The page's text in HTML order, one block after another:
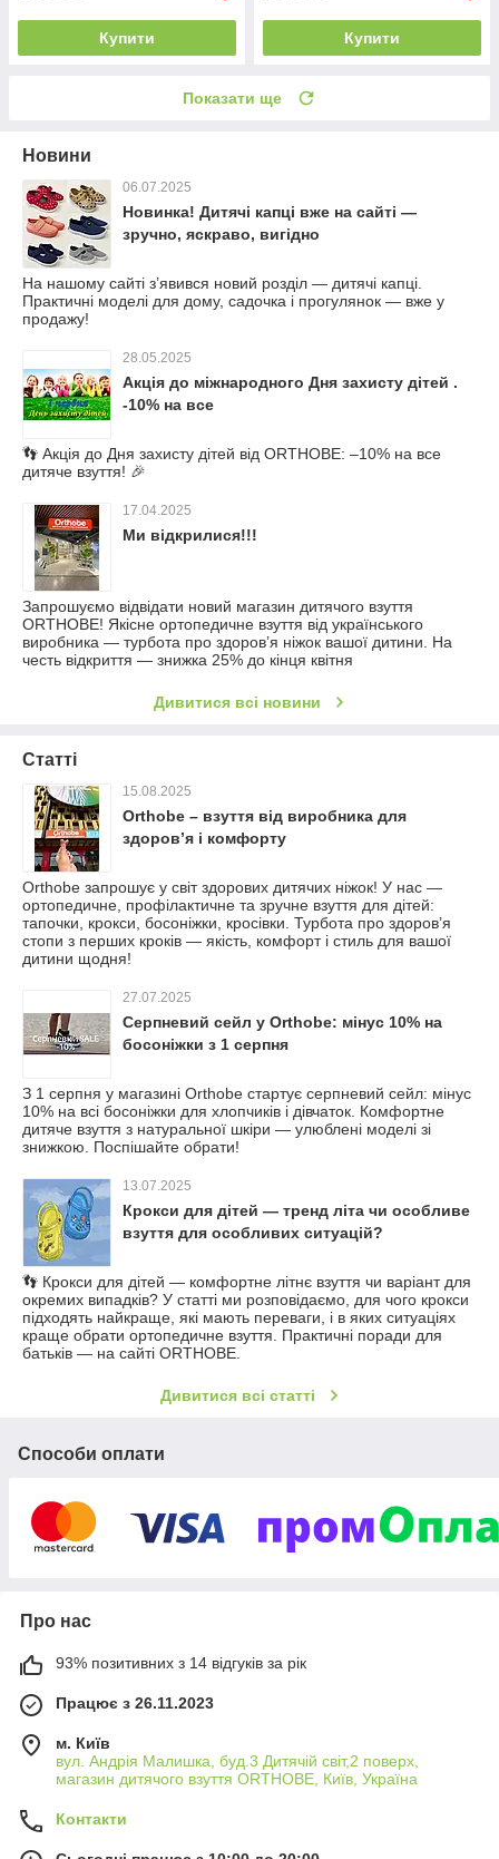
Купити Купити
Показати ще
Новини
06.07.2025
Новинка! Дитячі капці вже на сайті —
зручно, яскраво, вигідно
На нашому сайті з’явився новий розділ — дитячі капці.
Практичні моделі для дому, садочка і прогулянок — вже у
продажу!
28.05.2025
Акція до міжнародного Дня захисту дітей .
-10% на все
👣 Акція до Дня захисту дітей від ORTHOBE: –10% на все
дитяче взуття! 🎉
17.04.2025
Ми відкрилися!!!
Запрошуємо відвідати новий магазин дитячого взуття
ORTHOBE! Якісне ортопедичне взуття від українського
виробника — турбота про здоров’я ніжок вашої дитини. На
честь відкриття — знижка 25% до кінця квітня
Дивитися всі новини
Статті
15.08.2025
Orthobe – взуття від виробника для
здоров’я і комфорту
Orthobe запрошує у світ здорових дитячих ніжок! У нас —
ортопедичне, профілактичне та зручне взуття для дітей:
тапочки, крокси, босоніжки, кросівки. Турбота про здоров’я
стопи з перших кроків — якість, комфорт і стиль для вашої
дитини щодня!
27.07.2025
Серпневий сейл у Orthobe: мінус 10% на
босоніжки з 1 серпня
З 1 серпня у магазині Orthobe стартує серпневий сейл: мінус
10% на всі босоніжки для хлопчиків і дівчаток. Комфортне
дитяче взуття з натуральної шкіри — улюблені моделі зі
знижкою. Поспішайте обрати!
13.07.2025
Крокси для дітей — тренд літа чи особливе
взуття для особливих ситуацій?
👣 Крокси для дітей — комфортне літнє взуття чи варіант для
окремих випадків? У статті ми розповідаємо, для чого крокси
підходять найкраще, які мають переваги, і в яких ситуаціях
краще обрати ортопедичне взуття. Практичні поради для
батьків — на сайті ORTHOBE.
Дивитися всі статті
Способи оплати
Про нас
93% позитивних з 14 відгуків за рік
Працює з 26.11.2023
м. Київ
вул. Андрія Малишка, буд.3 Дитячій світ,2 поверх,
магазин дитячого взуття ORTHOBE, Київ, Україна
Контакти